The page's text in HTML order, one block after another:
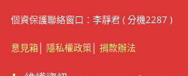
個資保護聯絡窗口：李靜君 ( 分機2287 )
意見箱│ 隱私權政策│ 捐款辦法